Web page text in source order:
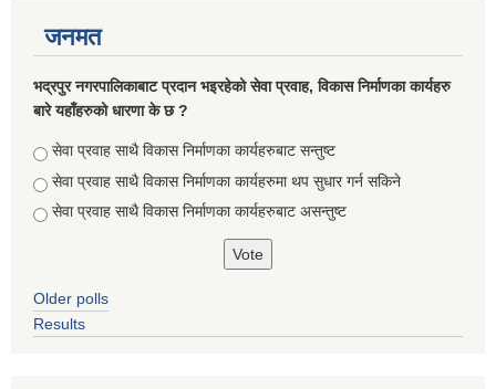
जनमत
भद्रपुर नगरपालिकाबाट प्रदान भइरहेको सेवा प्रवाह, विकास निर्माणका कार्यहरु
बारे यहाँहरुको धारणा के छ ?
Choices
सेवा प्रवाह साथै विकास निर्माणका कार्यहरुबाट सन्तुष्ट
सेवा प्रवाह साथै विकास निर्माणका कार्यहरुमा थप सुधार गर्न सकिने
सेवा प्रवाह साथै विकास निर्माणका कार्यहरुबाट असन्तुष्ट
Older polls
Results